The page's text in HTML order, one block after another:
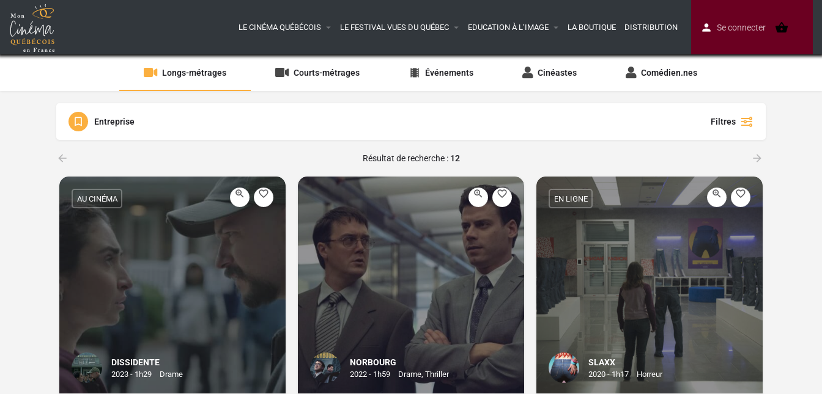
LE CINÉMA QUÉBÉCOIS LE FESTIVAL VUES DU QUÉBEC EDUCATION À L’IMAGE LA BOUTIQUE DISTRIBUTION Se connecter
Longs-métrages Courts-métrages Événements Cinéastes Comédien.nes
Entreprise Filtres
Résultat de recherche : 12
DISSIDENTE
2023 - 1h29 Drame
AU CINÉMA
NORBOURG
2022 - 1h59 Drame, Thriller
SLAXX
2020 - 1h17 Horreur
EN LIGNE